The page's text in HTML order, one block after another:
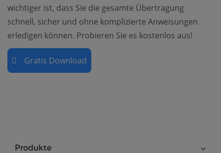
wichtiger ist, dass Sie die gesamte Übertragung
schnell, sicher und ohne komplizierte Anweisungen
erledigen können. Probieren Sie es kostenlos aus!
Gratis Download
Produkte